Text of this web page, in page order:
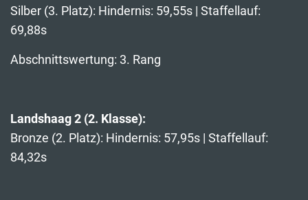
Silber (3. Platz): Hindernis: 59,55s | Staffellauf:
69,88s
Abschnittswertung: 3. Rang
Landshaag 2 (2. Klasse):
Bronze (2. Platz): Hindernis: 57,95s | Staffellauf:
84,32s